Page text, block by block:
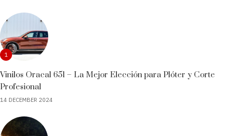
1
Vinilos Oracal 651 – La Mejor Elección para Plóter y Corte
Profesional
14 DECEMBER 2024